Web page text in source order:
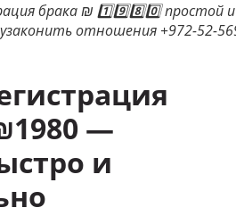
брака ₪ 1️⃣9️⃣8️⃣0️⃣ простой и
отношения +972-52-
—
и